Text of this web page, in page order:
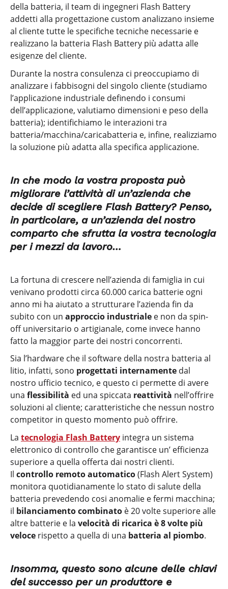
della batteria, il team di ingegneri Flash Battery
addetti alla progettazione custom analizzano insieme
al cliente tutte le specifiche tecniche necessarie e
realizzano la batteria Flash Battery più adatta alle
esigenze del cliente.
Durante la nostra consulenza ci preoccupiamo di
analizzare i fabbisogni del singolo cliente (studiamo
l’applicazione industriale definendo i consumi
dell’applicazione, valutiamo dimensioni e peso della
batteria); identifichiamo le interazioni tra
batteria/macchina/caricabatteria e, infine, realizziamo
la soluzione più adatta alla specifica applicazione.
In che modo la vostra proposta può
migliorare l’attività di un’azienda che
decide di scegliere Flash Battery? Penso,
in particolare, a un’azienda del nostro
comparto che sfrutta la vostra tecnologia
per i mezzi da lavoro…
La fortuna di crescere nell’azienda di famiglia in cui
venivano prodotti circa 60.000 carica batterie ogni
anno mi ha aiutato a strutturare l’azienda fin da
subito con un approccio industriale e non da spin-
off universitario o artigianale, come invece hanno
fatto la maggior parte dei nostri concorrenti.
Sia l’hardware che il software della nostra batteria al
litio, infatti, sono progettati internamente dal
nostro ufficio tecnico, e questo ci permette di avere
una flessibilità ed una spiccata reattività nell’offrire
soluzioni al cliente; caratteristiche che nessun nostro
competitor in questo momento può offrire.
La tecnologia Flash Battery integra un sistema
elettronico di controllo che garantisce un’ efficienza
superiore a quella offerta dai nostri clienti.
Il controllo remoto automatico(Flash Alert System)
monitora quotidianamente lo stato di salute della
batteria prevedendo cosi anomalie e fermi macchina;
il bilanciamento combinato è 20 volte superiore alle
altre batterie e la velocità di ricarica è 8 volte più
veloce rispetto a quella di una batteria al piombo.
Insomma, questo sono alcune delle chiavi
del successo per un produttore e